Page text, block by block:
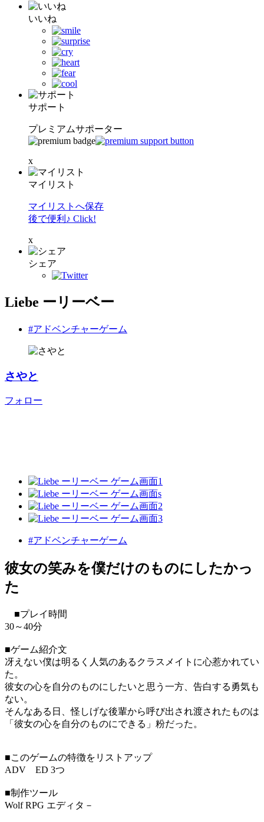
いいね
サポート
プレミアムサポーター
x
マイリスト
マイリストへ保存
後で便利♪ Click!
x
シェア
Liebe ーリーベー
#アドベンチャーゲーム
さやと
フォロー
#アドベンチャーゲーム
彼女の笑みを僕だけのものにしたかっ
た
■プレイ時間
30～40分
■ゲーム紹介文
冴えない僕は明るく人気のあるクラスメイトに心惹かれてい
た。
彼女の心を自分のものにしたいと思う一方、告白する勇気も
ない。
そんなある日、怪しげな後輩から呼び出され渡されたものは
「彼女の心を自分のものにできる」粉だった。
■このゲームの特徴をリストアップ
ADV ED 3つ
■制作ツール
Wolf RPG エディタ－